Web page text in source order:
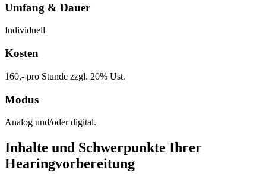
Umfang & Dauer
Individuell
Kosten
160,- pro Stunde zzgl. 20% Ust.
Modus
Analog und/oder digital.
Inhalte und Schwerpunkte Ihrer
Hearingvorbereitung